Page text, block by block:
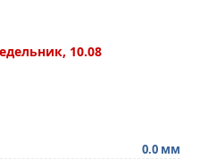
10.08
0.0 мм